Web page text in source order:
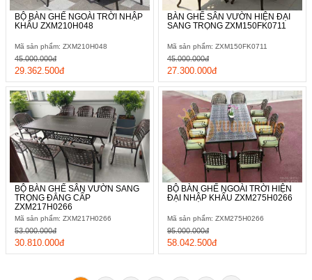
BỘ BÀN GHẾ NGOÀI TRỜI NHẬP
KHẨU ZXM210H048
Mã sản phẩm: ZXM210H048
29.362.500đ
45.000.000đ
BÀN GHẾ SÂN VƯỜN HIỆN ĐẠI
SANG TRỌNG ZXM150FK0711
Mã sản phẩm: ZXM150FK0711
27.300.000đ
45.000.000đ
BỘ BÀN GHẾ SÂN VƯỜN SANG
TRỌNG ĐẲNG CẤP
ZXM217H0266
Mã sản phẩm: ZXM217H0266
30.810.000đ
53.000.000đ
BỘ BÀN GHẾ NGOÀI TRỜI HIỆN
ĐẠI NHẬP KHẨU ZXM275H0266
Mã sản phẩm: ZXM275H0266
58.042.500đ
95.000.000đ